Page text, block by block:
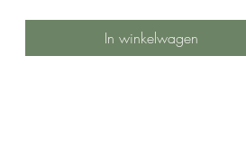
In winkelwagen